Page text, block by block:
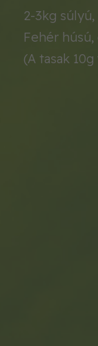
2-3kg
Fehér
(A tasak